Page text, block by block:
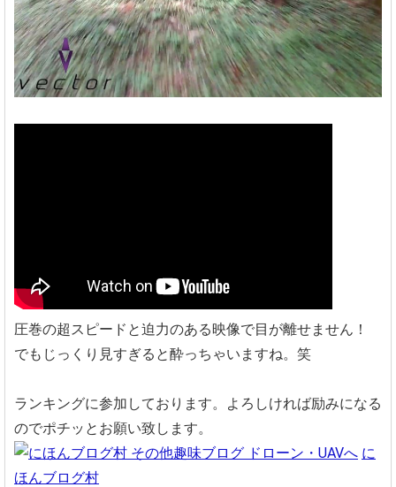
圧巻の超スピードと迫力のある映像で目が離せません！
でもじっくり見すぎると酔っちゃいますね。笑
ランキングに参加しております。よろしければ励みになる
のでポチッとお願い致します。
に
ほんブログ村